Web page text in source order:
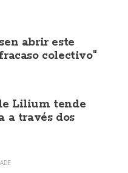
abrir este
colectivo"
Lilium tende
a través dos